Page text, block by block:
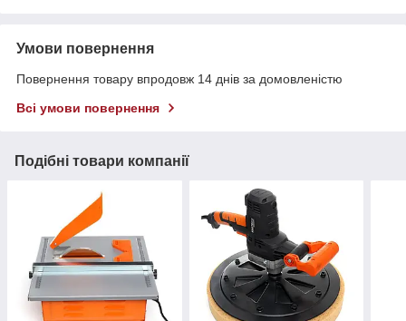
Умови повернення
Повернення товару впродовж 14 днів за домовленістю
Всі умови повернення
Подібні товари компанії